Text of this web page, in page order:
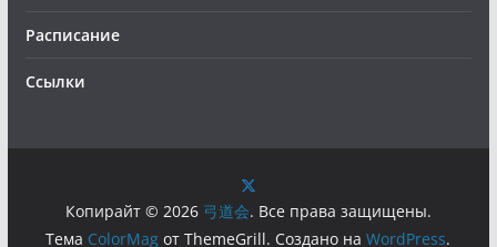
Расписание
Ссылки
Копирайт © 2026 弓道会. Все права защищены.
Тема ColorMag от ThemeGrill. Создано наWordPress.